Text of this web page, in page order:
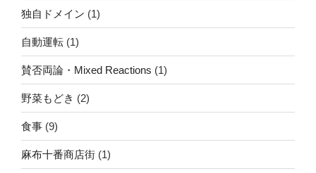
独自ドメイン (1)
自動運転 (1)
賛否両論・Mixed Reactions (1)
野菜もどき (2)
食事 (9)
麻布十番商店街 (1)